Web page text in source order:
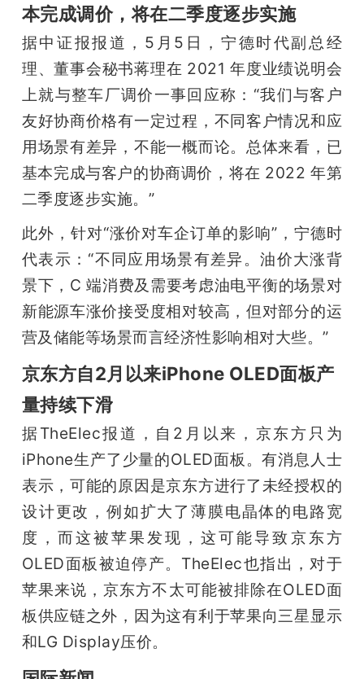
本完成调价，将在二季度逐步实施
据中证报报道，5月5日，宁德时代副总经
理、董事会秘书蒋理在 2021 年度业绩说明会
上就与整车厂调价一事回应称：“我们与客户
友好协商价格有一定过程，不同客户情况和应
用场景有差异，不能一概而论。总体来看，已
基本完成与客户的协商调价，将在 2022 年第
二季度逐步实施。”
此外，针对“涨价对车企订单的影响”，宁德时
代表示：“不同应用场景有差异。油价大涨背
景下，C 端消费及需要考虑油电平衡的场景对
新能源车涨价接受度相对较高，但对部分的运
营及储能等场景而言经济性影响相对大些。”
京东方自2月以来iPhone OLED面板产
量持续下滑
据TheElec报道，自2月以来，京东方只为
iPhone生产了少量的OLED面板。有消息人士
表示，可能的原因是京东方进行了未经授权的
设计更改，例如扩大了薄膜电晶体的电路宽
度，而这被苹果发现，这可能导致京东方
OLED面板被迫停产。TheElec也指出，对于
苹果来说，京东方不太可能被排除在OLED面
板供应链之外，因为这有利于苹果向三星显示
和LG Display压价。